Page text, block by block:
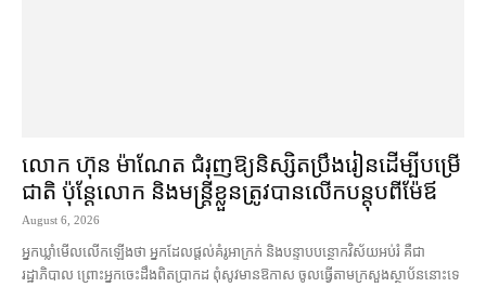
លោក ហ៊ុន ម៉ាណែត ជំរុញ​ឱ្យ​និស្សិត​ប្រឹងរៀន​ដើម្បី​បម្រើ​
ជាតិ ប៉ុន្តែ​លោក និង​មន្ត្រី​​ខ្លួន​ត្រូវ​បាន​លើក​បន្តុប​ពី​ម៉ែឪ
August 6, 2026
អ្នកឃ្លាំមើល​លើកឡើង​ថា អ្នក​ដែល​ផ្ដល់​គំរូ​អាក្រក់ និង​បន្ទាបបន្ថោក​វិស័យ​អប់រំ គឺជា​
រដ្ឋាភិបាល ព្រោះ​អ្នកចេះដឹង​ពិតប្រាកដ ពុំ​សូវ​មានឱកាស ចូល​ធ្វើតាម​ក្រសួង​ស្ថាប័ន​នោះ​ទេ